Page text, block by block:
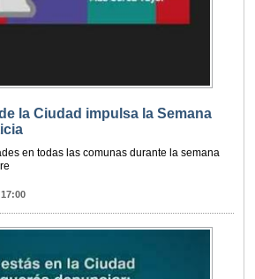
la Ciudad impulsa la Semana
en todas las comunas durante la semana
17:00